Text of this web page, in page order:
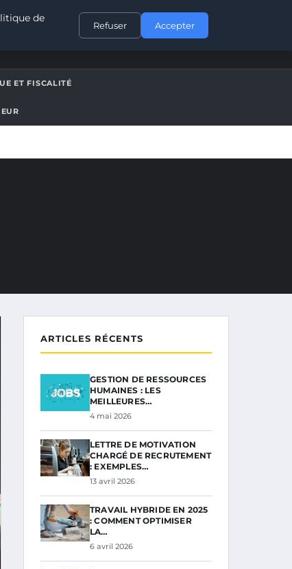
CONTACT
ET FISCALITÉ
ARTICLES RÉCENTS
GESTION DE RESSOURCES
HUMAINES : LES
MEILLEURES…
4 mai 2026
LETTRE DE MOTIVATION
CHARGÉ DE RECRUTEMENT
: EXEMPLES…
13 avril 2026
TRAVAIL HYBRIDE EN 2025
: COMMENT OPTIMISER
LA…
6 avril 2026
de
Refuser Accepter